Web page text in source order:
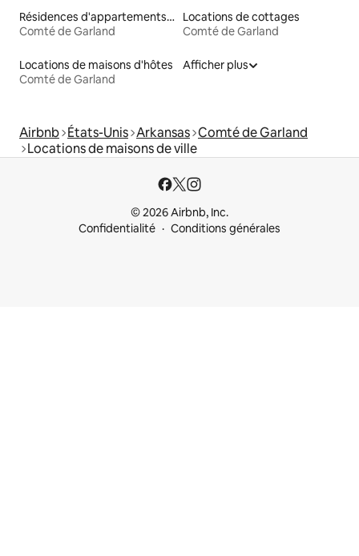
Résidences d'appartements en location
Comté de Garland
Locations de cottages
Comté de Garland
Locations de maisons d'hôtes
Comté de Garland
Afficher plus
Airbnb États-Unis Arkansas Comté de Garland
Locations de maisons de ville
© 2026 Airbnb, Inc.
Confidentialité
Conditions générales